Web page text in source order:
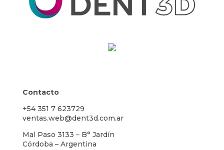
Contacto
+54 351 7 623729
ventas.web@dent3d.com.ar
Mal Paso 3133 – B° Jardín
Córdoba – Argentina